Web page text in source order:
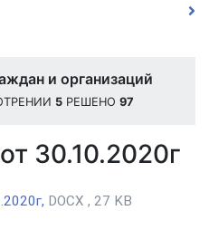
и организаций
5 РЕШЕНО 97
30.10.2020г
DOCX , 27 KB